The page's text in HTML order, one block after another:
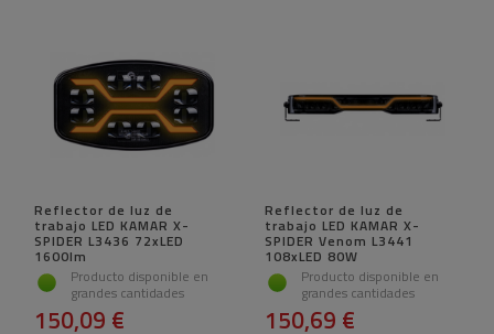
Reflector de luz de
trabajo LED KAMAR X-
SPIDER L3436 72xLED
1600lm
Producto disponible en
grandes cantidades
150,09 €
Reflector de luz de
trabajo LED KAMAR X-
SPIDER Venom L3441
108xLED 80W
Producto disponible en
grandes cantidades
150,69 €